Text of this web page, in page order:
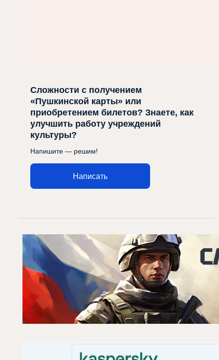
Сложности с получением
«Пушкинской карты» или
приобретением билетов? Знаете, как
улучшить работу учреждений
культуры?
Напишите — решим!
Написать